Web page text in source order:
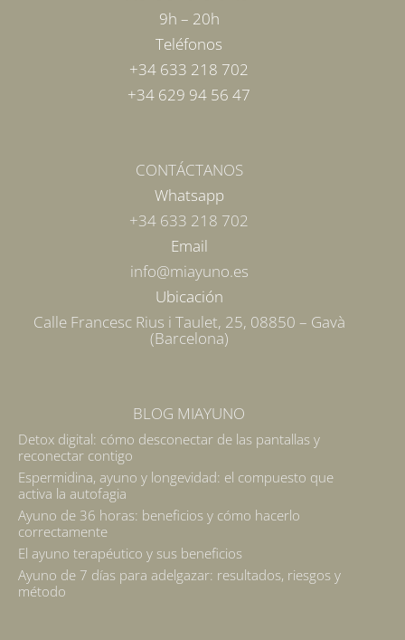
9h – 20h
Teléfonos
+34 633 218 702
+34 629 94 56 47
CONTÁCTANOS
Whatsapp
+34 633 218 702
Email
info@miayuno.es
Ubicación
Calle Francesc Rius i Taulet, 25, 08850 – Gavà
(Barcelona)
BLOG MIAYUNO
Detox digital: cómo desconectar de las pantallas y
reconectar contigo
Espermidina, ayuno y longevidad: el compuesto que
activa la autofagia
Ayuno de 36 horas: beneficios y cómo hacerlo
correctamente
El ayuno terapéutico y sus beneficios
Ayuno de 7 días para adelgazar: resultados, riesgos y
método